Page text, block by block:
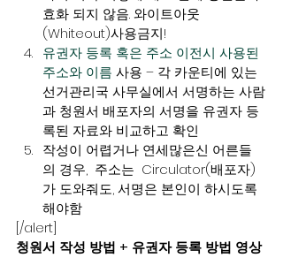
효화 되지 않음. 와이트아웃
(Whiteout)사용금지!
유권자 등록 혹은 주소 이전시 사용된
주소와 이름 사용 – 각 카운티에 있는
선거관리국 사무실에서 서명하는 사람
과 청원서 배포자의 서명을 유권자 등
록된 자료와 비교하고 확인
작성이 어렵거나 연세많은신 어른들
의 경우,  주소는  Circulator(배포자)
가 도와줘도, 서명은 본인이 하시도록
해야함
[/alert]
청원서 작성 방법 + 유권자 등록 방법 영상